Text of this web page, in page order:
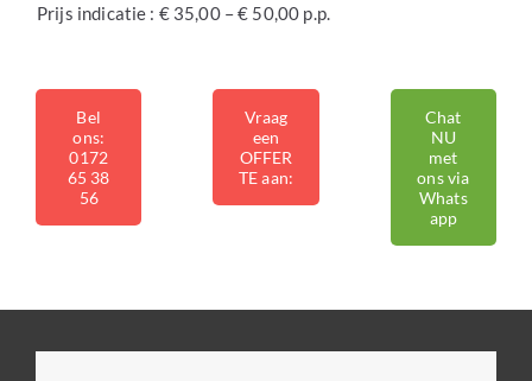
Prijs indicatie : € 35,00 – € 50,00 p.p.
Bel
ons:
0172
65 38
56
Vraag
een
OFFER
TE aan:
Chat
NU
met
ons via
Whats
app